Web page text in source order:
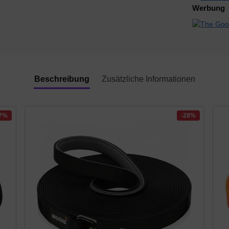
Werbung
Beschreibung Zusätzliche Informationen
-28%